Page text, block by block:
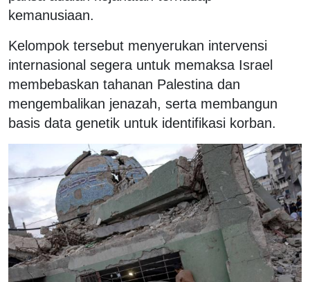
kemanusiaan.
Kelompok tersebut menyerukan intervensi
internasional segera untuk memaksa Israel
membebaskan tahanan Palestina dan
mengembalikan jenazah, serta membangun
basis data genetik untuk identifikasi korban.